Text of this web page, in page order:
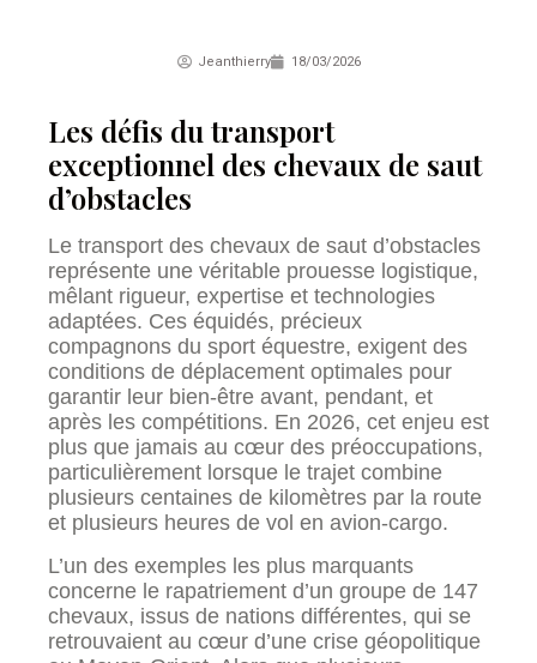
Jeanthierry 18/03/2026
Les défis du transport
exceptionnel des chevaux de saut
d’obstacles
Le transport des chevaux de saut d’obstacles
représente une véritable prouesse logistique,
mêlant rigueur, expertise et technologies
adaptées. Ces équidés, précieux
compagnons du sport équestre, exigent des
conditions de déplacement optimales pour
garantir leur bien-être avant, pendant, et
après les compétitions. En 2026, cet enjeu est
plus que jamais au cœur des préoccupations,
particulièrement lorsque le trajet combine
plusieurs centaines de kilomètres par la route
et plusieurs heures de vol en avion-cargo.
L’un des exemples les plus marquants
concerne le rapatriement d’un groupe de 147
chevaux, issus de nations différentes, qui se
retrouvaient au cœur d’une crise géopolitique